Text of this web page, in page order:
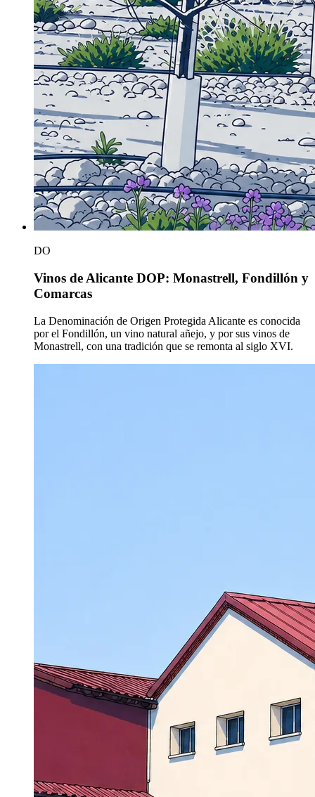
DO
Vinos de Alicante DOP: Monastrell, Fondillón y
Comarcas
La Denominación de Origen Protegida Alicante es conocida
por el Fondillón, un vino natural añejo, y por sus vinos de
Monastrell, con una tradición que se remonta al siglo XVI.